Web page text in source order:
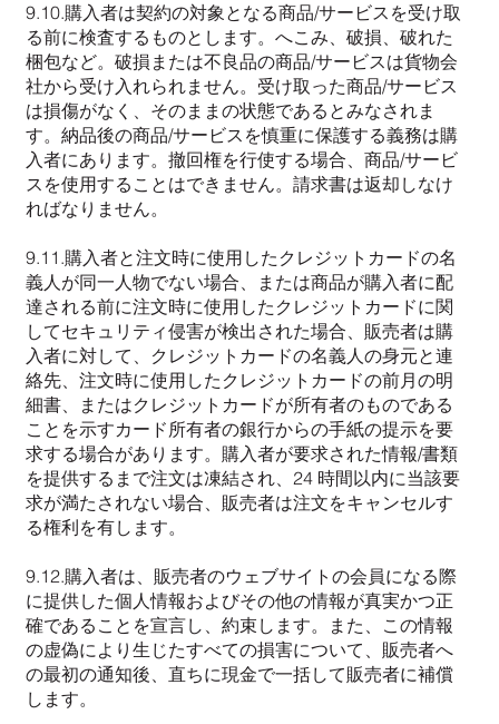
9.10.購入者は契約の対象となる商品/サービスを受け取
る前に検査するものとします。へこみ、破損、破れた
梱包など。破損または不良品の商品/サービスは貨物会
社から受け入れられません。受け取った商品/サービス
は損傷がなく、そのままの状態であるとみなされま
す。納品後の商品/サービスを慎重に保護する義務は購
入者にあります。撤回権を行使する場合、商品/サービ
スを使用することはできません。請求書は返却しなけ
ればなりません。
9.11.購入者と注文時に使用したクレジットカードの名
義人が同一人物でない場合、または商品が購入者に配
達される前に注文時に使用したクレジットカードに関
してセキュリティ侵害が検出された場合、販売者は購
入者に対して、クレジットカードの名義人の身元と連
絡先、注文時に使用したクレジットカードの前月の明
細書、またはクレジットカードが所有者のものである
ことを示すカード所有者の銀行からの手紙の提示を要
求する場合があります。購入者が要求された情報/書類
を提供するまで注文は凍結され、24 時間以内に当該要
求が満たされない場合、販売者は注文をキャンセルす
る権利を有します。
9.12.購入者は、販売者のウェブサイトの会員になる際
に提供した個人情報およびその他の情報が真実かつ正
確であることを宣言し、約束します。また、この情報
の虚偽により生じたすべての損害について、販売者へ
の最初の通知後、直ちに現金で一括して販売者に補償
します。